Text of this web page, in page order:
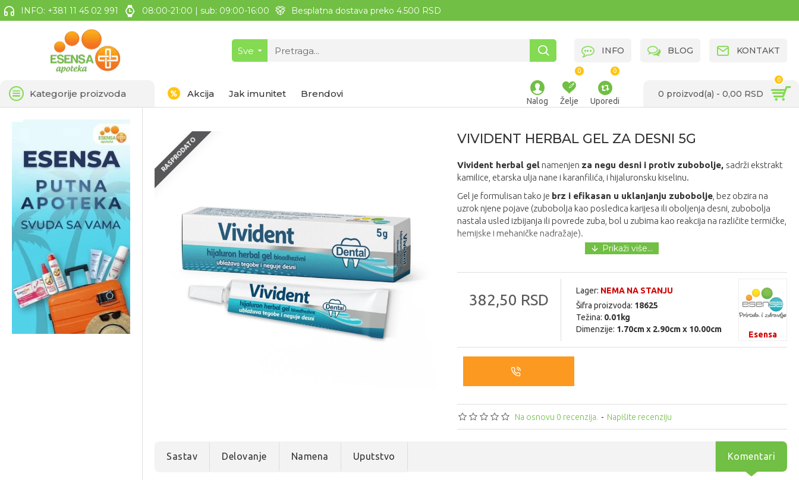
INFO: +381 11 45 02 991 08:00-21:00 | sub: 09:00-16:00 Besplatna dostava preko 4.500 RSD
Sve INFO BLOG KONTAKT
Kategorije proizvoda Akcija Jak imunitet Brendovi
Nalog Želje
0
Uporedi
0
0 proizvod(a) - 0,00 RSD
0
RASPRODATO VIVIDENT HERBAL GEL ZA DESNI 5G
Vivident herbal gelnamenjen za negu desni i protiv zubobolje, sadrži ekstrakt
kamilice, etarska ulja nane i karanfilića, i hijaluronsku kiselinu.
Gel je formulisan tako je brz i efikasan u uklanjanju zubobolje, bez obzira na
uzrok njene pojave (zubobolja kao posledica karijesa ili oboljenja desni, zubobolja
nastala usled izbijanja ili povrede zuba, bol u zubima kao reakcija na različite termičke,
hemijske i mehaničke nadražaje).
Na osnovu 0 recenzija. - Napišite recenziju
382,50 RSD
Lager: NEMA NA STANJU
Šifra proizvoda: 18625
Težina: 0.01kg
Dimenzije: 1.70cm x 2.90cm x 10.00cm
Esensa
Sastav Delovanje Namena Uputstvo Komentari